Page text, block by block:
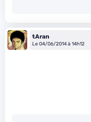
tAran
Le 04/06/2014 à 14h12